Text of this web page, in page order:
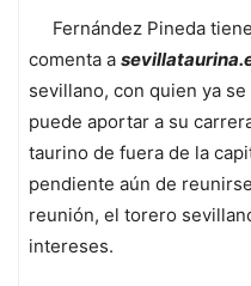
Fernández Pineda
comenta a
sevillano, con quien ya
puede aportar a su
taurino de fuera de la
pendiente aún de
reunión, el torero
intereses.